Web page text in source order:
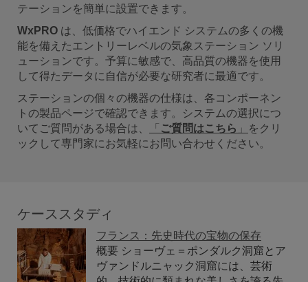
テーションを簡単に設置できます。
WxPRO は、低価格でハイエンド システムの多くの機
能を備えたエントリーレベルの気象ステーション ソリ
ューションです。予算に敏感で、高品質の機器を使用
して得たデータに自信が必要な研究者に最適です。
ステーションの個々の機器の仕様は、各コンポーネン
トの製品ページで確認できます。システムの選択につ
いてご質問がある場合は、
「 ご質問はこちら 」
をクリ
ックして専門家にお気軽にお問い合わせください。
ケーススタディ
フランス：先史時代の宝物の保存
概要 ショーヴェ＝ポンダルク洞窟とア
ヴァンドルニャック洞窟には、芸術